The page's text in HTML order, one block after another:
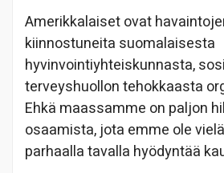
Amerikkalaiset ovat
kiinnostuneita suomalaisesta
hyvinvointiyhteiskunnasta,
terveyshuollon tehokkaasta
Ehkä maassamme on paljon
osaamista, jota emme ole
parhaalla tavalla hyödyntää